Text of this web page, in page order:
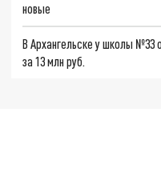
новые
В Архангельске у школы
за 13 млн руб.